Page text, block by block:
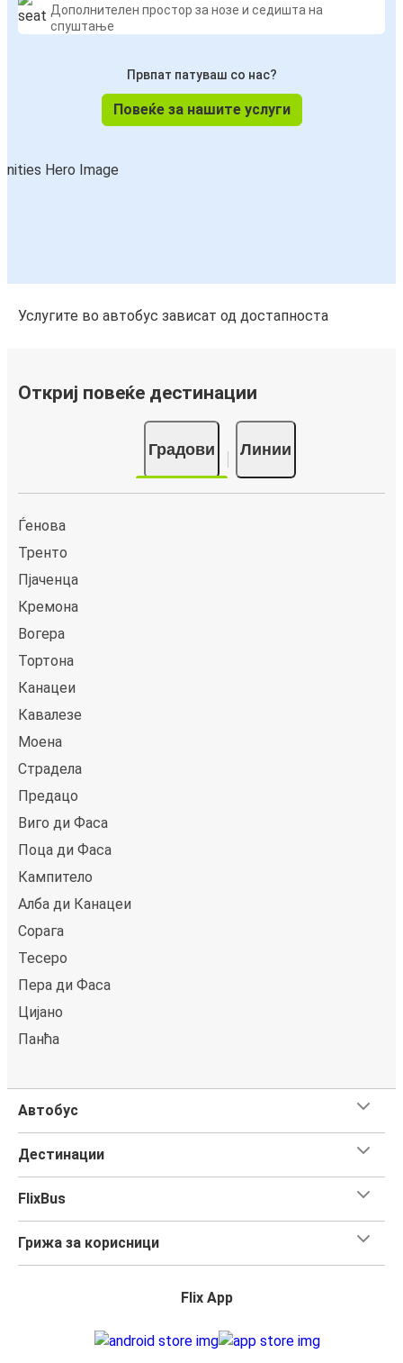
Дополнителен простор за нозе и седишта на
спуштање
Првпат патуваш со нас?
Повеќе за нашите услуги
Услугите во автобус зависат од достапноста
Откриј повеќе дестинации
Градови Линии
Ѓенова
Тренто
Пјаченца
Кремона
Вогера
Тортона
Канацеи
Кавалезе
Моена
Стрaделa
Предацо
Виго ди Фаса
Поца ди Фаса
Кампитело
Алба ди Канацеи
Сорага
Тесеро
Пера ди Фаса
Цијано
Панћа
Автобус
Дестинации
FlixBus
Грижа за корисници
Flix App